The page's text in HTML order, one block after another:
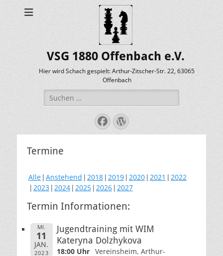
VSG 1880 Offenbach e.V.
Hier wird Schach gespielt: Arthur-Zitscher-Str. 22, 63065
Offenbach
Suche
nach:
Facebook
WordPress
Termine
Alle Anstehend 2018 2019 2020 2021
2022
2023 2024 2025 2026 2027
Termin Informationen:
MI.
11
JAN.
2023
Jugendtraining mit WIM
Kateryna Dolzhykova
18:00 Uhr Vereinsheim, Arthur-